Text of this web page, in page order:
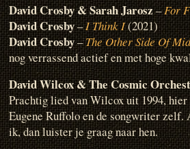
David Crosby & Sarah Jarosz–For
David Crosby–I Think I(2021)
David Crosby–The Other Side Of
nog verrassend actief en met hoge
David Wilcox & The Cosmic
Prachtig lied van Wilcox uit 1994,
Eugene Ruffolo en de songwriter zelf.
ik, dan luister je graag naar hen.